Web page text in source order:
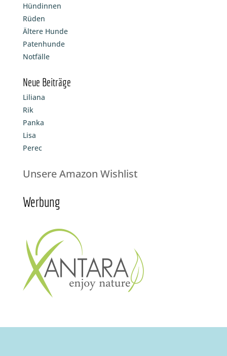
Hündinnen
Rüden
Ältere Hunde
Patenhunde
Notfälle
Neue Beiträge
Liliana
Rik
Panka
Lisa
Perec
Unsere Amazon Wishlist
Werbung